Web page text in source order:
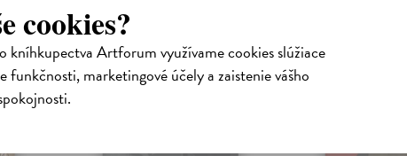
cookies?
kníhkupectva Artforum využívame cookies slúžiace
funkčnosti, marketingové účely a zaistenie vášho